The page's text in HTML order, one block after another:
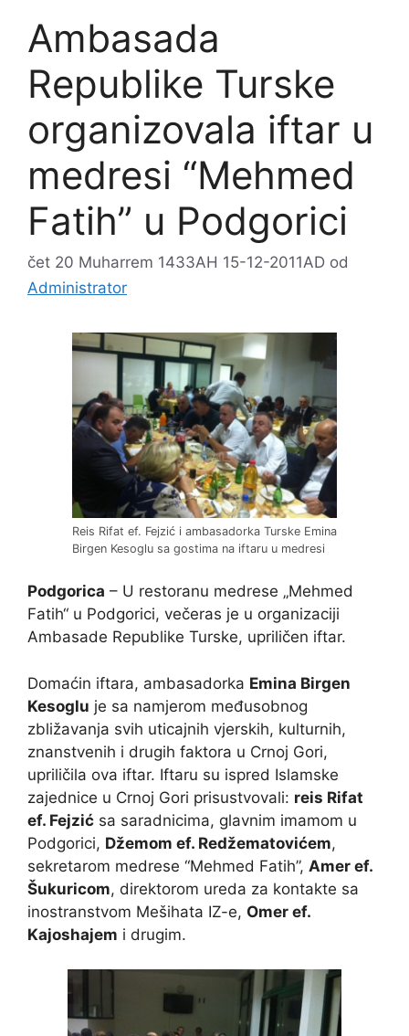
Ambasada
Republike Turske
organizovala iftar u
medresi “Mehmed
Fatih” u Podgorici
čet 20 Muharrem 1433AH 15-12-2011AD od
Administrator
Reis Rifat ef. Fejzić i ambasadorka Turske Emina
Birgen Kesoglu sa gostima na iftaru u medresi
Podgorica – U restoranu medrese „Mehmed
Fatih“ u Podgorici, večeras je u organizaciji
Ambasade Republike Turske, upriličen iftar.
Domaćin iftara, ambasadorka Emina Birgen
Kesoglu je sa namjerom međusobnog
zbližavanja svih uticajnih vjerskih, kulturnih,
znanstvenih i drugih faktora u Crnoj Gori,
upriličila ova iftar. Iftaru su ispred Islamske
zajednice u Crnoj Gori prisustvovali: reis Rifat
ef. Fejzić sa saradnicima, glavnim imamom u
Podgorici, Džemom ef. Redžematovićem,
sekretarom medrese “Mehmed Fatih”, Amer ef.
Šukuricom, direktorom ureda za kontakte sa
inostranstvom Mešihata IZ-e, Omer ef.
Kajoshajem i drugim.